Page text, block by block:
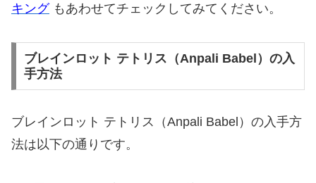
キングもあわせてチェックしてみてください。
ブレインロット テトリス（Anpali Babel）の入
手方法
ブレインロット テトリス（Anpali Babel）の入手方
法は以下の通りです。